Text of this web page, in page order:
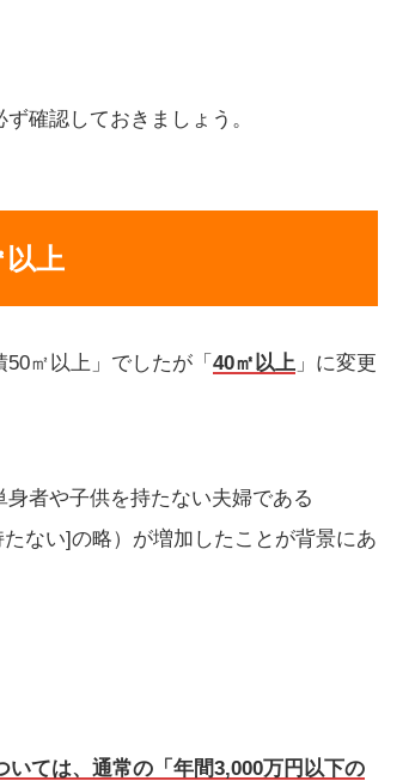
確認しておきましょう。
上
㎡以上」でしたが「 40㎡以上 」に変更
者や子供を持たない夫婦である
ない]の略）が増加したことが背景にあ
いては、通常の「年間3,000万円以下の